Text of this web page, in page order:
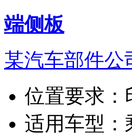
端侧板
某汽车部件公
位置要求：
适用车型：